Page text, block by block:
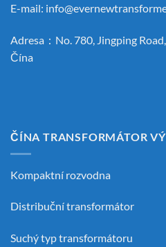
E-mail:
Adresa：No. 780, Jingping
Čína
ČÍNA TRANSFORMÁTOR
Kompaktní rozvodna
Distribuční transformátor
Suchý typ transformátoru